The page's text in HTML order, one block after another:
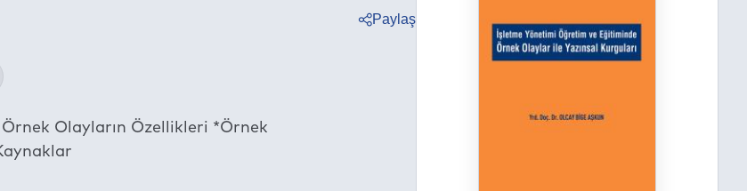
Paylaş
Olayların Özellikleri *Örnek